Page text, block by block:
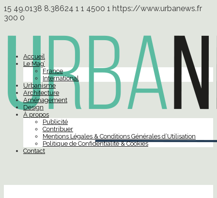
15 49.0138 8.38624 1 1 4500 1 https://www.urbanews.fr
300 0
Accueil
Le Mag’
France
International
Urbanisme
Architecture
Aménagement
Design
À propos
Publicité
Contribuer
Mentions Légales & Conditions Générales d’Utilisation
Politique de Confidentialité & Cookies
Contact